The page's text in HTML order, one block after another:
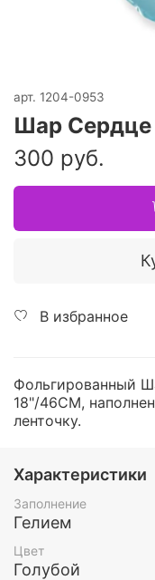
арт. 1204-0953
Шар Сердце
300 руб.
В избранное
Фольгированный
18"/46СМ,
ленточку.
Характеристики
Заполнение
Гелием
Цвет
Голубой